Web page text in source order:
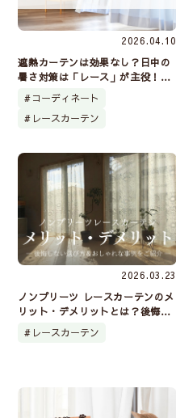
2026.04.10
遮熱カーテンは効果なし？日中の
暑さ対策は「レース」が主役！後
悔しない選び方とセット使いの最
強術
コーディネート
レースカーテン
2026.03.23
ノンプリーツ レースカーテンのメ
リット・デメリットとは？後悔し
ない選び方解説と事例をご紹介！
レースカーテン